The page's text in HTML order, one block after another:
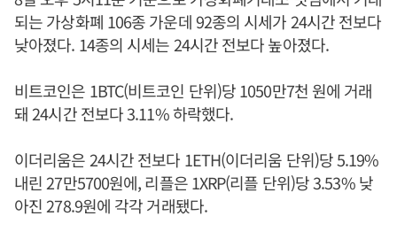
되는 가상화폐 106종 가운데 92종의 시세가 24시간 전보다
낮아졌다. 14종의 시세는 24시간 전보다 높아졌다.
비트코인은 1BTC(비트코인 단위)당 1050만7천 원에 거래
돼 24시간 전보다 3.11% 하락했다.
이더리움은 24시간 전보다 1ETH(이더리움 단위)당 5.19%
내린 27만5700원에, 리플은 1XRP(리플 단위)당 3.53% 낮
아진 278.9원에 각각 거래됐다.